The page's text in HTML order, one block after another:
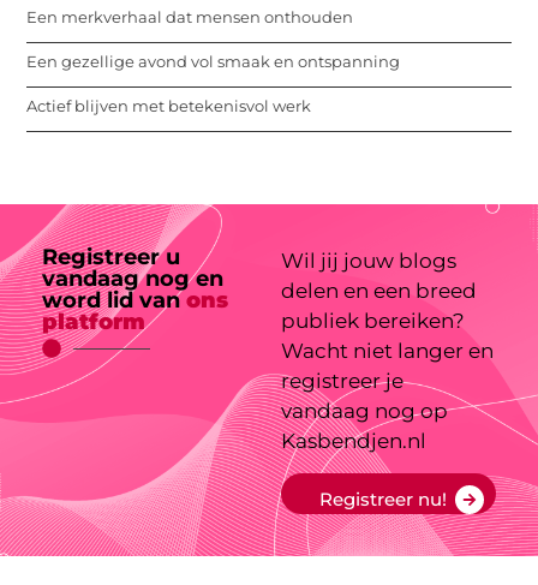
Een merkverhaal dat mensen onthouden
Een gezellige avond vol smaak en ontspanning
Actief blijven met betekenisvol werk
Registreer u
vandaag nog en
word lid vanons
platform
Wil jij jouw blogs
delen en een breed
publiek bereiken?
Wacht niet langer en
registreer je
vandaag nog op
Kasbendjen.nl
Registreer nu!